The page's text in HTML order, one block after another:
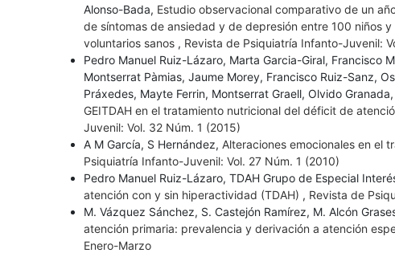
Alonso-Bada, Estudio observacional comparativo de un
de síntomas de ansiedad y de depresión entre 100 niños
voluntarios sanos , Revista de Psiquiatría Infanto-Juvenil:
Pedro Manuel Ruiz-Lázaro, Marta Garcia-Giral, Francisco
Montserrat Pàmias, Jaume Morey, Francisco Ruiz-Sanz,
Práxedes, Mayte Ferrin, Montserrat Graell, Olvido
GEITDAH en el tratamiento nutricional del déficit de
Juvenil: Vol. 32 Núm. 1 (2015)
A M García, S Hernández, Alteraciones emocionales en el
Psiquiatría Infanto-Juvenil: Vol. 27 Núm. 1 (2010)
Pedro Manuel Ruiz-Lázaro, TDAH Grupo de Especial
atención con y sin hiperactividad (TDAH) , Revista de
M. Vázquez Sánchez, S. Castejón Ramírez, M. Alcón
atención primaria: prevalencia y derivación a atención
Enero-Marzo